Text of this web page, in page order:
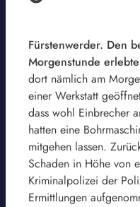
Fürstenwerder. Den
Morgenstunde
dort nämlich am
einer Werkstatt
dass wohl Einbrecher
hatten eine
mitgehen lassen.
Schaden in Höhe von
Kriminalpolizei der
Ermittlungen